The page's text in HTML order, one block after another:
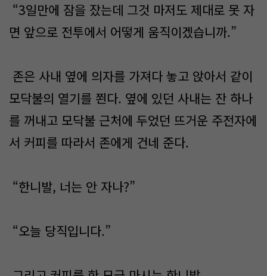
“3일만에 잠을 잤는데 그것 마저도 제대로 못 자
면 앞으로 전투에서 어떻게 움직이겠습니까.”
존은 사내 옆에 의자를 가져다 놓고 앉아서 같이
모닥불의 열기를 쬔다. 옆에 있던 사내는 잔 하나
를 꺼내고 모닥불 근처에 두었던 뜨거운 주전자에
서 커피를 따라서 존에게 건네 준다.
“한니발, 너는 안 자나?”
“오늘 당직입니다.”